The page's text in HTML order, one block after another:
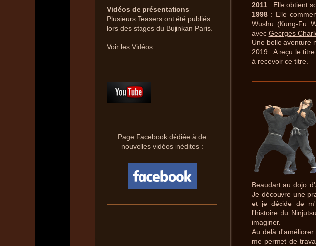
2011: Elle obtient
1998: Elle
Wushu (Kung-Fu
avec Georges
Une belle aventure
2019 : A reçu le
à recevoir ce titre.
Beaudart au dojo
Je découvre une
et je décide de
l'histoire du
imaginer.
Au delà
me permet de
Vidéos de présentations
Plusieurs Teasers ont été publiés
lors des stages du Bujinkan Paris.
Voir les Vidéos
Page Facebook dédiée à de
nouvelles vidéos inédites :